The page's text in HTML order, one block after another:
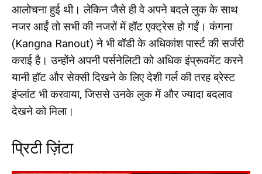
आलोचना हुई थी। लेकिन जैसे ही वे अपने बदले लुक के साथ
नजर आईं तो सभी की नजरों में हॉट एक्ट्रेस हो गईं। कंगना
(Kangna Ranout) ने भी बॉडी के अधिकांश पार्स्ट की सर्जरी
कराई है। उन्होंने अपनी पर्सनेलिटी को अधिक इंप्रूवमेंट करने
यानी हॉट और सेक्सी दिखने के लिए देशी गर्ल की तरह ब्रेस्ट
इंप्लांट भी करवाया, जिससे उनके लुक में और ज्यादा बदलाव
देखने को मिला।
प्रिटी ज़िंटा